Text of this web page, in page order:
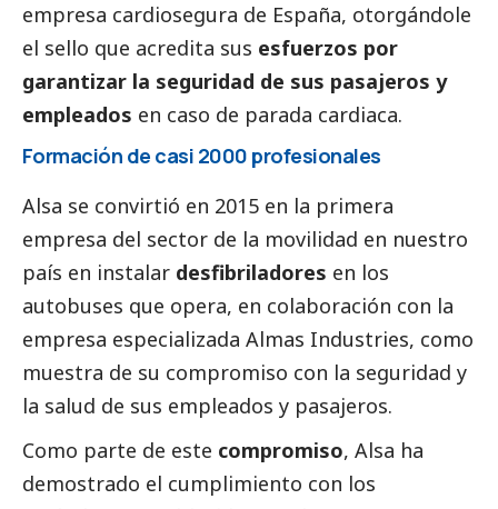
empresa cardiosegura de España, otorgándole
el sello que acredita sus esfuerzos por
garantizar la seguridad de sus pasajeros y
empleados en caso de parada cardiaca.
Formación de casi 2000 profesionales
Alsa se convirtió en 2015 en la primera
empresa del sector de la movilidad en nuestro
país en instalar desfibriladores en los
autobuses que opera, en colaboración con la
empresa especializada Almas Industries, como
muestra de su compromiso con la seguridad y
la salud de sus empleados y pasajeros.
Como parte de este compromiso, Alsa ha
demostrado el cumplimiento con los